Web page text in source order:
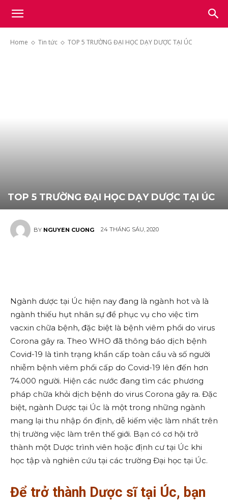
Light
Home Tin tức TOP 5 TRƯỜNG ĐẠI HỌC DẠY DƯỢC TẠI ÚC
TOP 5 TRƯỜNG ĐẠI HỌC DẠY DƯỢC TẠI ÚC
BY NGUYEN CUONG 24 THÁNG SÁU, 2020
Ngành dược tại Úc hiện nay đang là ngành hot và là
ngành thiếu hụt nhân sự để phục vụ cho việc tìm
vacxin chữa bệnh, đặc biệt là bệnh viêm phổi do virus
Corona gây ra. Theo WHO đã thông báo dịch bệnh
Covid-19 là tình trạng khẩn cấp toàn cầu và số người
nhiễm bệnh viêm phổi cấp do Covid-19 lên đến hơn
74.000 người. Hiện các nước đang tìm các phương
pháp chữa khỏi dịch bệnh do virus Corona gây ra. Đặc
biệt, ngành Dược tại Úc là một trong những ngành
mang lại thu nhập ổn định, dễ kiếm việc làm nhất trên
thị trường việc làm trên thế giới. Bạn có cơ hội trở
thành một Dược trình viên hoặc định cư tại Úc khi
học tập và nghiên cứu tại các trường Đại học tại Úc.
Để trở thành Dược sĩ tại Úc, bạn